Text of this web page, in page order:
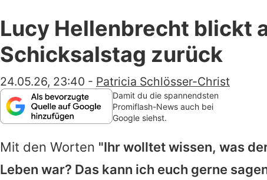
Stars
Filme & Serien
Familie & Liebe
Alle Themen auf
Lucy Hellenbrecht blickt
Schicksalstag zurück
24.05.26, 23:40 - Patricia Schlösser-Christ
Damit du die spannendsten
Promiflash-News auch bei
Google siehst.
Mit den Worten "Ihr wolltet wissen, was
Leben war? Das kann ich euch gerne